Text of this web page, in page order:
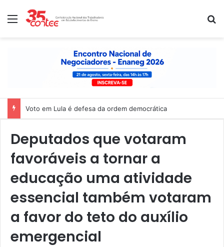
Menu
Voto em Lula é defesa da ordem democrática
Deputados que votaram
favoráveis a tornar a
educação uma atividade
essencial também votaram
a favor do teto do auxílio
emergencial